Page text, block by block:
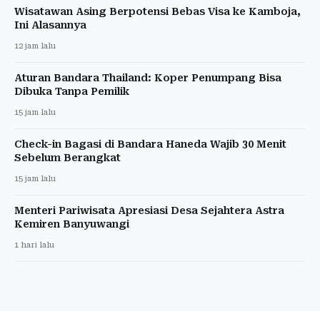
Wisatawan Asing Berpotensi Bebas Visa ke Kamboja,
Ini Alasannya
12 jam lalu
Aturan Bandara Thailand: Koper Penumpang Bisa
Dibuka Tanpa Pemilik
15 jam lalu
Check-in Bagasi di Bandara Haneda Wajib 30 Menit
Sebelum Berangkat
15 jam lalu
Menteri Pariwisata Apresiasi Desa Sejahtera Astra
Kemiren Banyuwangi
1 hari lalu